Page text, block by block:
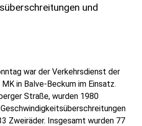
und
war der Verkehrsdienst der
in Balve-Beckum im Einsatz.
Straße, wurden 1980
Zweiräder. Insgesamt wurden 77